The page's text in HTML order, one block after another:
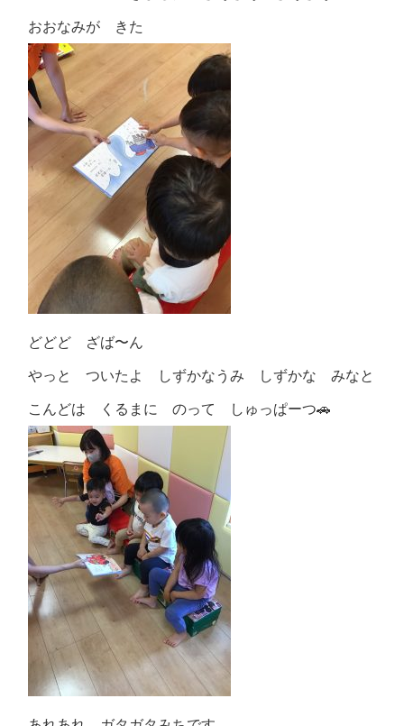
おおなみが きた
どどど ざば〜ん
やっと ついたよ しずかなうみ しずかな みなと
こんどは くるまに のって しゅっぱーつ🚗